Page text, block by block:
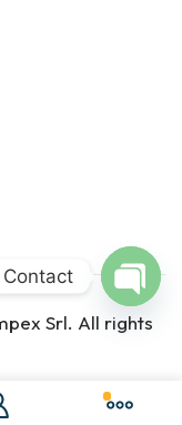
Srl. All rights
Contact
Open